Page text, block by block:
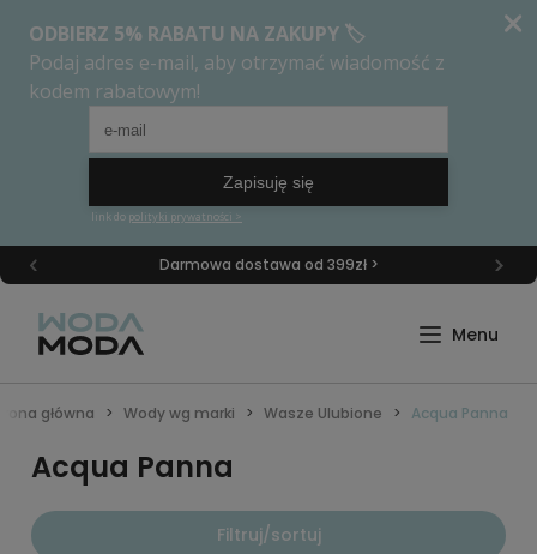
Darmowa dostawa od 399zł >
główna Wody wg marki Wasze Ulubione Acqua Panna
Acqua Panna
Filtruj/sortuj